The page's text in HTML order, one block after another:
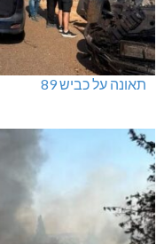
תאונה על כביש 89